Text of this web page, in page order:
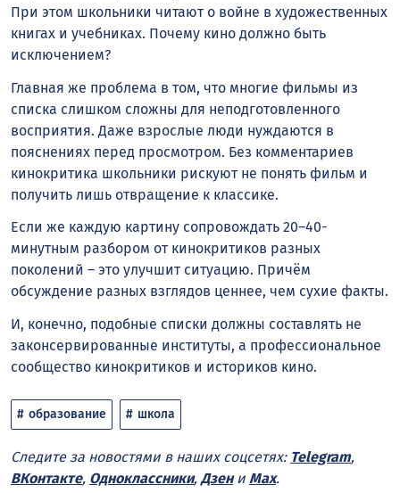
При этом школьники читают о войне в художественных
книгах и учебниках. Почему кино должно быть
исключением?
Главная же проблема в том, что многие фильмы из
списка слишком сложны для неподготовленного
восприятия. Даже взрослые люди нуждаются в
пояснениях перед просмотром. Без комментариев
кинокритика школьники рискуют не понять фильм и
получить лишь отвращение к классике.
Если же каждую картину сопровождать 20–40-
минутным разбором от кинокритиков разных
поколений – это улучшит ситуацию. Причём
обсуждение разных взглядов ценнее, чем сухие факты.
И, конечно, подобные списки должны составлять не
законсервированные институты, а профессиональное
сообщество кинокритиков и историков кино.
образование школа
Следите за новостями в наших соцсетях: Telegram,
ВКонтакте, Одноклассники, Дзени Max.